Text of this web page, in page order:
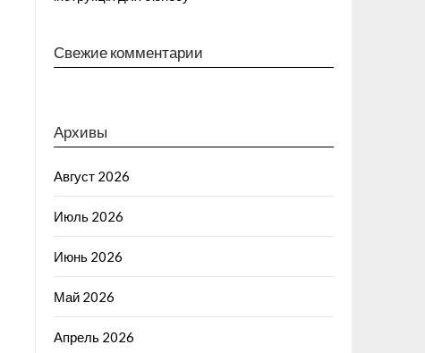
Свежие комментарии
Архивы
Август 2026
Июль 2026
Июнь 2026
Май 2026
Апрель 2026